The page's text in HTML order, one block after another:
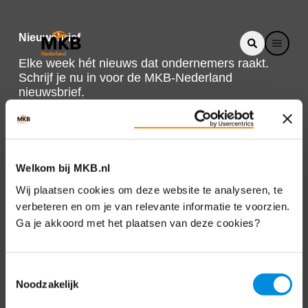
Welkom bij MKB.nl
Wij plaatsen cookies om deze website te analyseren, te
verbeteren en om je van relevante informatie te voorzien.
Ga je akkoord met het plaatsen van deze cookies?
Noodzakelijk
Nieuwsbrief
Elke week hét nieuws dat ondernemers raakt.
Schrijf je nu in voor de MKB-Nederland
nieuwsbrief.
Direct naar
Over ons
Bezuidenhoutseweg 12